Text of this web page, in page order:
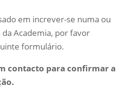
em increver-se numa ou
Academia, por favor
formulário.
contacto para confirmar a